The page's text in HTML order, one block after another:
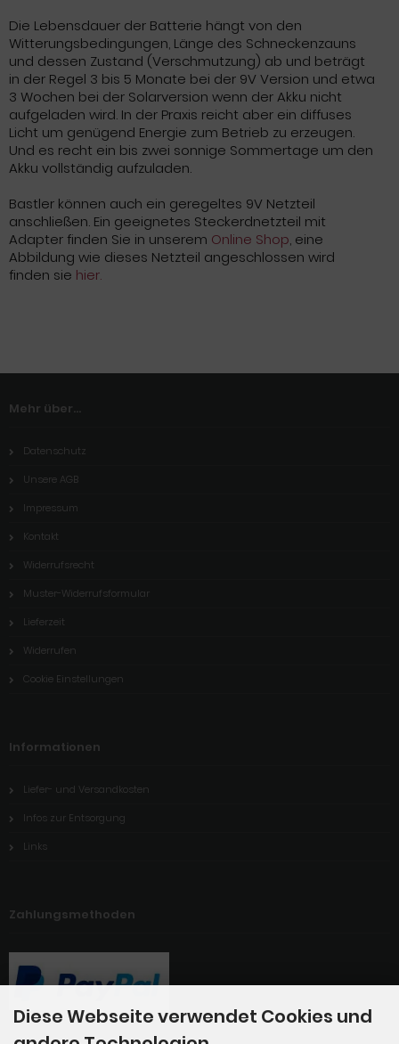
Die Lebensdauer der Batterie hängt von den
Witterungsbedingungen, Länge des Schneckenzauns
und dessen Zustand (Verschmutzung) ab und beträgt
in der Regel 3 bis 5 Monate bei der 9V Version und etwa
3 Wochen bei der Solarversion wenn der Akku nicht
aufgeladen wird. In der Praxis reicht aber ein diffuses
Licht um genügend Energie zum Betrieb zu erzeugen.
Und es recht ein bis zwei sonnige Sommertage um den
Akku vollständig aufzuladen.
Bastler können auch ein geregeltes 9V Netzteil
anschließen. Ein geeignetes Steckerdnetzteil mit
Adapter finden Sie in unserem Online Shop, eine
Abbildung wie dieses Netzteil angeschlossen wird
finden sie hier.
Mehr über...
Datenschutz
Unsere AGB
Impressum
Kontakt
Widerrufsrecht
Muster-Widerrufsformular
Lieferzeit
Widerrufen
Cookie Einstellungen
Informationen
Liefer- und Versandkosten
Infos zur Entsorgung
Links
Zahlungsmethoden
Diese Webseite verwendet Cookies und